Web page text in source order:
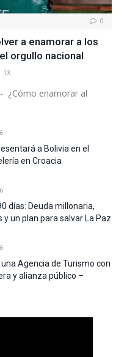
0
a enamorar a los
orgullo nacional
13
¿Cómo enamorar al
a Bolivia en el
en Croacia
días: Deuda millonaria,
un plan para salvar La Paz
Agencia de Turismo con
y alianza público –